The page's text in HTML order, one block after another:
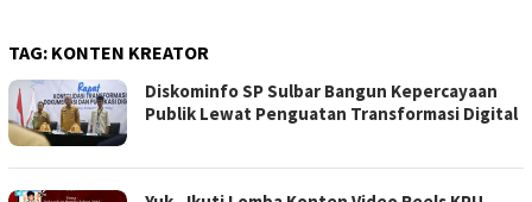
TAG: KONTEN KREATOR
Diskominfo SP Sulbar Bangun Kepercayaan
Publik Lewat Penguatan Transformasi Digital